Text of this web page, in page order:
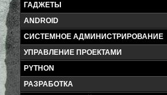
ГАДЖЕТЫ
ANDROID
СИСТЕМНОЕ АДМИНИСТРИРОВАНИЕ
УПРАВЛЕНИЕ ПРОЕКТАМИ
PYTHON
РАЗРАБОТКА